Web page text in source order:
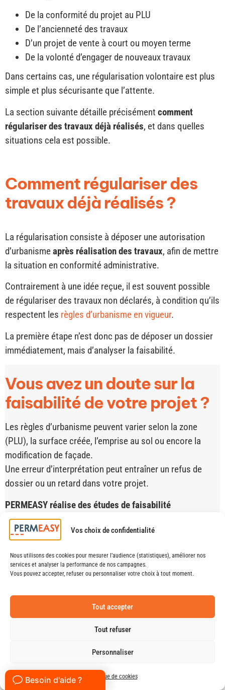
Vos choix de confidentialité
Nous utilisons des cookies pour mesurer l’audience (statistiques), améliorer nos
services et analyser la performance de nos campagnes.
Vous pouvez accepter, refuser ou personnaliser votre choix à tout moment.
Tout accepter
Tout refuser
Personnaliser
Politique de cookies
De la conformité du projet au PLU
De l’ancienneté des travaux
D’un projet de vente à court ou moyen terme
De la volonté d’engager de nouveaux travaux
Dans certains cas, une régularisation volontaire est plus
simple et plus sécurisante que l’attente.
La section suivante détaille précisément comment
régulariser des travaux déjà réalisés, et dans quelles
situations cela est possible.
Comment régulariser des
travaux déjà réalisés ?
La régularisation consiste à déposer une autorisation
d’urbanismeaprès réalisation des travaux, afin de mettre
la situation en conformité administrative.
Contrairement à une idée reçue, il est souvent possible
de régulariser des travaux non déclarés, à condition qu’ils
respectent les règles d’urbanisme en vigueur.
La première étape n’est donc pas de déposer un dossier
immédiatement, mais d’analyser la faisabilité.
Vous avez un doute sur la
faisabilité de votre projet ?
Les règles d’urbanisme peuvent varier selon la zone
(PLU), la surface créée, l’emprise au sol ou encore la
modification de façade.
Une erreur d’interprétation peut entraîner un refus de
dossier ou un retard dans votre projet.
PERMEASY réalise des études de faisabilité
personnalisées
si votre projet est autorisé
quelle procédure déposer (déclaration ou permis)
si un architecte est nécessaire
Avant d’engager des travaux ou de déposer un dossier, il
peut être utile de sécuriser votre projet.
Découvrir l’étude de faisabilité PERMEASY